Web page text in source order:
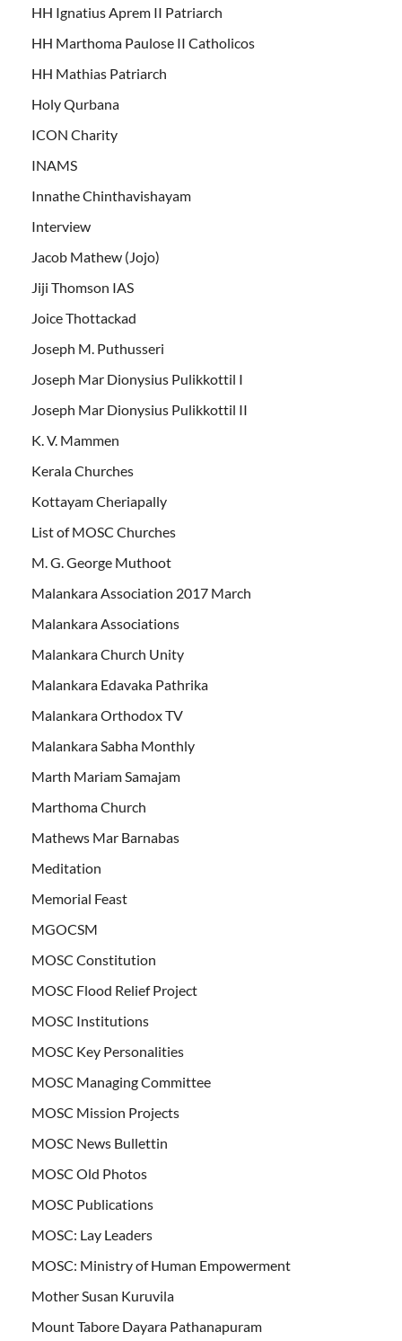
HH Ignatius Aprem II Patriarch
HH Marthoma Paulose II Catholicos
HH Mathias Patriarch
Holy Qurbana
ICON Charity
INAMS
Innathe Chinthavishayam
Interview
Jacob Mathew (Jojo)
Jiji Thomson IAS
Joice Thottackad
Joseph M. Puthusseri
Joseph Mar Dionysius Pulikkottil I
Joseph Mar Dionysius Pulikkottil II
K. V. Mammen
Kerala Churches
Kottayam Cheriapally
List of MOSC Churches
M. G. George Muthoot
Malankara Association 2017 March
Malankara Associations
Malankara Church Unity
Malankara Edavaka Pathrika
Malankara Orthodox TV
Malankara Sabha Monthly
Marth Mariam Samajam
Marthoma Church
Mathews Mar Barnabas
Meditation
Memorial Feast
MGOCSM
MOSC Constitution
MOSC Flood Relief Project
MOSC Institutions
MOSC Key Personalities
MOSC Managing Committee
MOSC Mission Projects
MOSC News Bullettin
MOSC Old Photos
MOSC Publications
MOSC: Lay Leaders
MOSC: Ministry of Human Empowerment
Mother Susan Kuruvila
Mount Tabore Dayara Pathanapuram